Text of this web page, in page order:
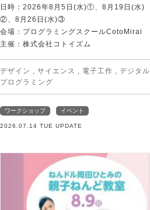
日時：2026年8月5日(水)①、8月19日(水)
②、8月26日(水)③
会場：プログラミングスクールCotoMirai
主催：株式会社コトイズム
デザイン サイエンス 電子工作 デジタル
プログラミング
ワークショップ イベント
2026.07.14 TUE UPDATE